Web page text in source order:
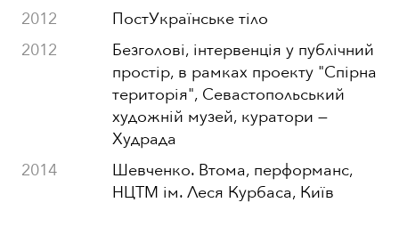
2012
ПостУкраїнське тіло
2012
Безголові, інтервенція у публічний
простір, в рамках проекту "Спірна
територія", Севастопольський
художній музей, куратори —
Худрада
2014
Шевченко. Втома, перформанс,
НЦТМ ім. Леся Курбаса, Київ